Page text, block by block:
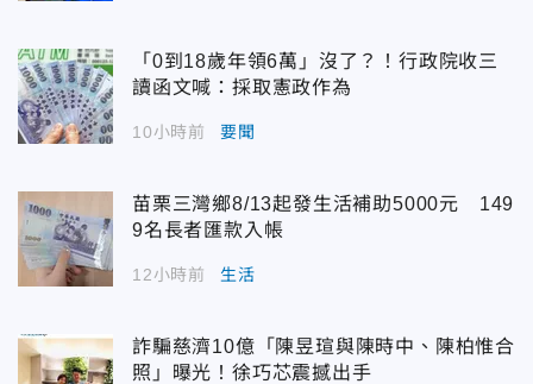
「0到18歲年領6萬」沒了？！行政院收三
讀函文喊：採取憲政作為
10小時前 要聞
苗栗三灣鄉8/13起發生活補助5000元 149
9名長者匯款入帳
12小時前 生活
詐騙慈濟10億「陳昱瑄與陳時中、陳柏惟合
照」曝光！徐巧芯震撼出手